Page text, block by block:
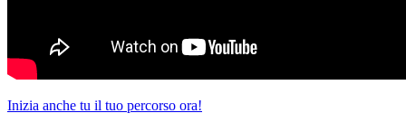
Inizia anche tu il tuo percorso ora!